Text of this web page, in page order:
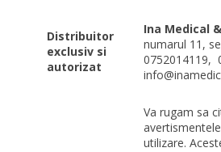
Distribuitor
exclusiv si
autorizat
Ina Medical
numarul 11,
0752014119,
Va rugam sa
utilizare.